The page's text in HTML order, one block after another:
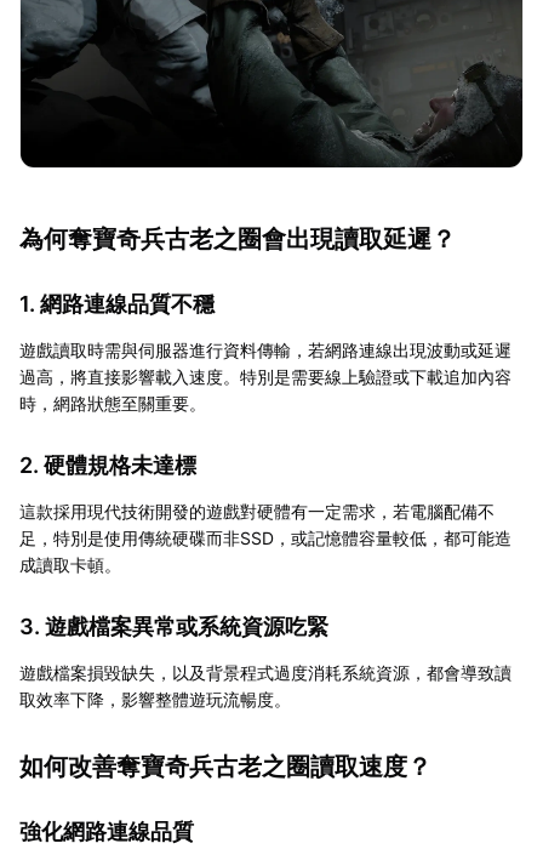
為何奪寶奇兵古老之圈會出現讀取延遲？
1. 網路連線品質不穩
遊戲讀取時需與伺服器進行資料傳輸，若網路連線出現波動或延遲
過高，將直接影響載入速度。特別是需要線上驗證或下載追加內容
時，網路狀態至關重要。
2. 硬體規格未達標
這款採用現代技術開發的遊戲對硬體有一定需求，若電腦配備不
足，特別是使用傳統硬碟而非SSD，或記憶體容量較低，都可能造
成讀取卡頓。
3. 遊戲檔案異常或系統資源吃緊
遊戲檔案損毀缺失，以及背景程式過度消耗系統資源，都會導致讀
取效率下降，影響整體遊玩流暢度。
如何改善奪寶奇兵古老之圈讀取速度？
強化網路連線品質